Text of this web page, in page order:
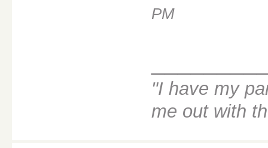
PM
"I have my
me out with